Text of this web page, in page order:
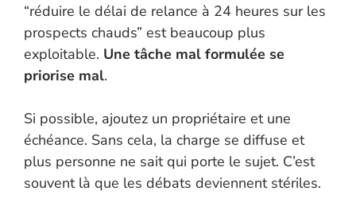
“réduire le délai de relance à 24 heures sur les
prospects chauds” est beaucoup plus
exploitable. Une tâche mal formulée se
priorise mal.
Si possible, ajoutez un propriétaire et une
échéance. Sans cela, la charge se diffuse et
plus personne ne sait qui porte le sujet. C’est
souvent là que les débats deviennent stériles.